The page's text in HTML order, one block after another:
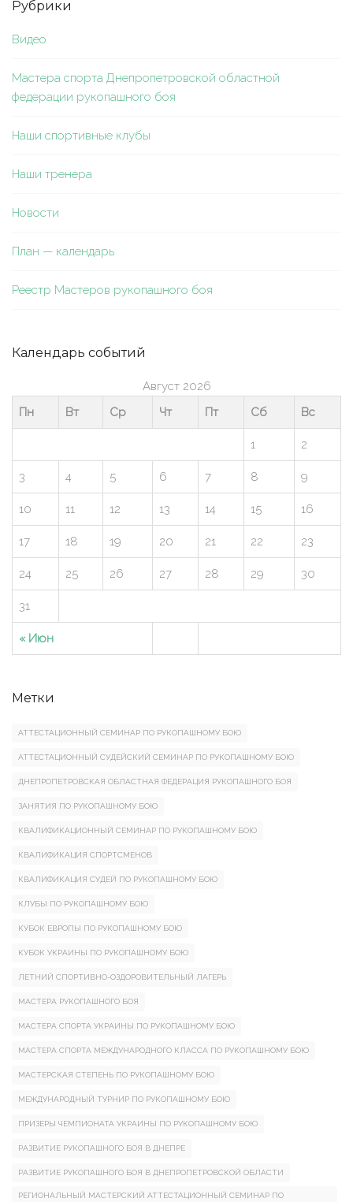
Рубрики
Видео
Мастера спорта Днепропетровской областной
федерации рукопашного боя
Наши спортивные клубы
Наши тренера
Новости
План — календарь
Реестр Мастеров рукопашного боя
Календарь событий
Август 2026
Пн
Вт Ср Чт Пт Сб Вс
« Июн
1 2
3 4 5 6 7 8 9
10 11 12 13 14 15 16
17 18 19 20 21 22 23
24 25 26 27 28 29 30
31
Метки
АТТЕСТАЦИОННЫЙ СЕМИНАР ПО РУКОПАШНОМУ БОЮ
АТТЕСТАЦИОННЫЙ СУДЕЙСКИЙ СЕМИНАР ПО РУКОПАШНОМУ БОЮ
ДНЕПРОПЕТРОВСКАЯ ОБЛАСТНАЯ ФЕДЕРАЦИЯ РУКОПАШНОГО БОЯ
ЗАНЯТИЯ ПО РУКОПАШНОМУ БОЮ
КВАЛИФИКАЦИОННЫЙ СЕМИНАР ПО РУКОПАШНОМУ БОЮ
КВАЛИФИКАЦИЯ СПОРТСМЕНОВ
КВАЛИФИКАЦИЯ СУДЕЙ ПО РУКОПАШНОМУ БОЮ
КЛУБЫ ПО РУКОПАШНОМУ БОЮ
КУБОК ЕВРОПЫ ПО РУКОПАШНОМУ БОЮ
КУБОК УКРАИНЫ ПО РУКОПАШНОМУ БОЮ
ЛЕТНИЙ СПОРТИВНО-ОЗДОРОВИТЕЛЬНЫЙ ЛАГЕРЬ
МАСТЕРА РУКОПАШНОГО БОЯ
МАСТЕРА СПОРТА УКРАИНЫ ПО РУКОПАШНОМУ БОЮ
МАСТЕРА СПОРТА МЕЖДУНАРОДНОГО КЛАССА ПО РУКОПАШНОМУ БОЮ
МАСТЕРСКАЯ СТЕПЕНЬ ПО РУКОПАШНОМУ БОЮ
МЕЖДУНАРОДНЫЙ ТУРНИР ПО РУКОПАШНОМУ БОЮ
ПРИЗЕРЫ ЧЕМПИОНАТА УКРАИНЫ ПО РУКОПАШНОМУ БОЮ
РАЗВИТИЕ РУКОПАШНОГО БОЯ В ДНЕПРЕ
РАЗВИТИЕ РУКОПАШНОГО БОЯ В ДНЕПРОПЕТРОВСКОЙ ОБЛАСТИ
РЕГИОНАЛЬНЫЙ МАСТЕРСКИЙ АТТЕСТАЦИОННЫЙ СЕМИНАР ПО